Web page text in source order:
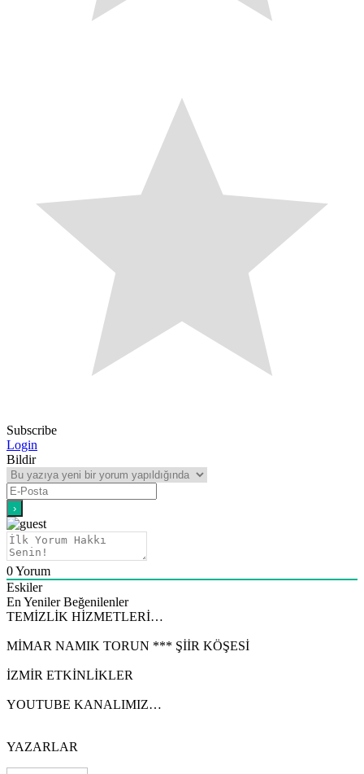
Subscribe
Login
Bildir
0Yorum
Eskiler
En Yeniler Beğenilenler
TEMİZLİK HİZMETLERİ…
MİMAR NAMIK TORUN *** ŞİİR KÖŞESİ
İZMİR ETKİNLİKLER
YOUTUBE KANALIMIZ…
YAZARLAR